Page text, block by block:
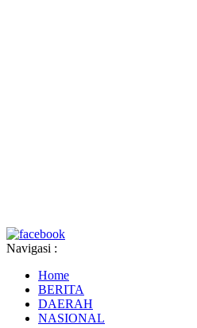
Navigasi :
Home
BERITA
DAERAH
NASIONAL